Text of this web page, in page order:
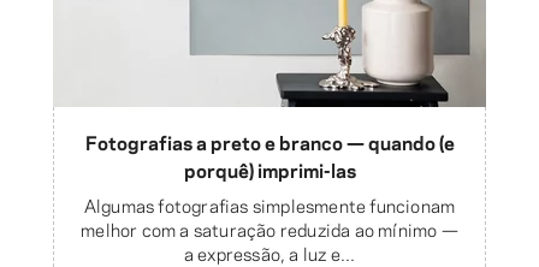
Fotografias a preto e branco — quando (e
porquê) imprimi-las
Algumas fotografias simplesmente funcionam
melhor com a saturação reduzida ao mínimo —
a expressão, a luz e...